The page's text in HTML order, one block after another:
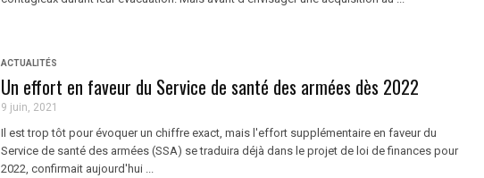
ACTUALITÉS
Un effort en faveur du Service de santé des armées dès 2022
9 juin, 2021
Il est trop tôt pour évoquer un chiffre exact, mais l'effort supplémentaire en faveur du
Service de santé des armées (SSA) se traduira déjà dans le projet de loi de finances pour
2022, confirmait aujourd'hui ...